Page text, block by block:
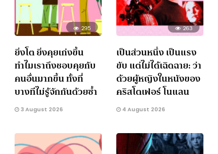
295
ยิ่งโต ยิ่งคุยเก่งขึ้น
ทำไมเราถึงชอบคุยกับ
คนอื่นมากขึ้น ทั้งที่
บางทีไม่รู้จักกันด้วยซ้ำ
3 August 2026
263
เป็นส่วนหนึ่ง เป็นแรง
ขับ แต่ไม่ได้เฉิดฉาย: ว่า
ด้วยผู้หญิงในหนังของ
คริสโตเฟอร์ โนแลน
4 August 2026